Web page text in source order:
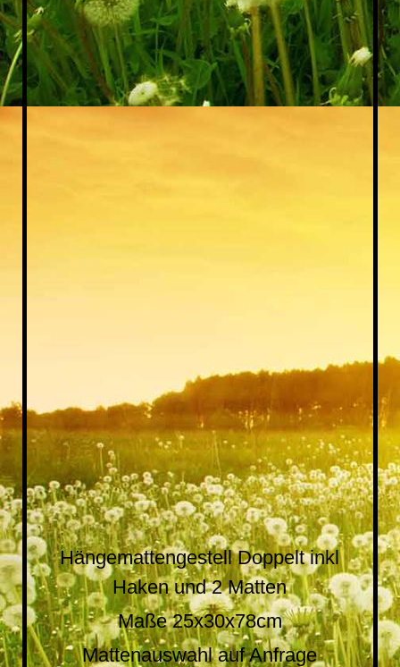
$_57 (2)
Hängemattengestell Doppelt inkl
Haken und 2 Matten
Maße 25x30x78cm
Mattenauswahl auf Anfrage